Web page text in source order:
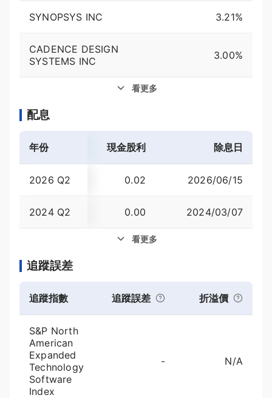
SYNOPSYS INC 3.21%
CADENCE DESIGN
SYSTEMS INC
3.00%
看更多
配息
年份 現金股利 除息日
2026 Q2 0.02 0.02
2026/06/15
2024 Q2 0.00 -
2024/03/07
看更多
追蹤誤差
追蹤指數 追蹤誤差 折溢價
S&P North
American
Expanded
Technology
Software
Index
- N/A